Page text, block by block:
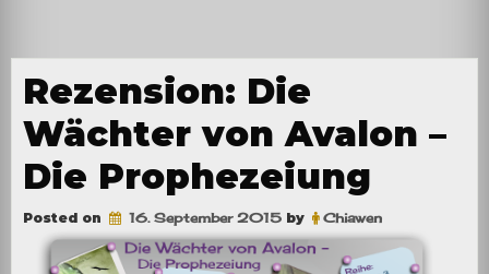
Rezension: Die
Wächter von Avalon –
Die Prophezeiung
Posted on 16. September 2015 by Chiawen